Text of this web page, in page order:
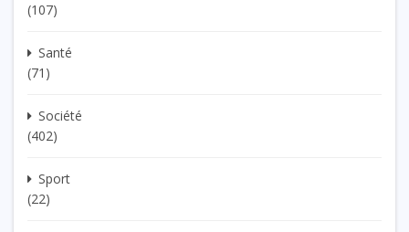
(107)
Santé
(71)
Société
(402)
Sport
(22)